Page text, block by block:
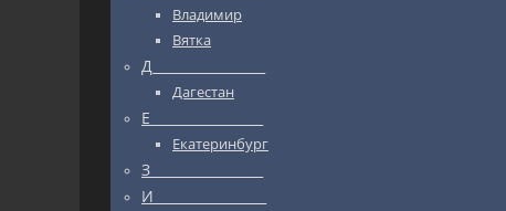
Владимир
Вятка
Д_________________
Дагестан
Е_________________
Екатеринбург
З_________________
И_________________